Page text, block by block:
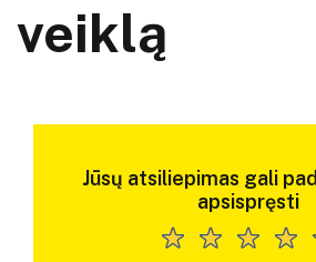
veiklą
Jūsų atsiliepimas gali
apsispręsti